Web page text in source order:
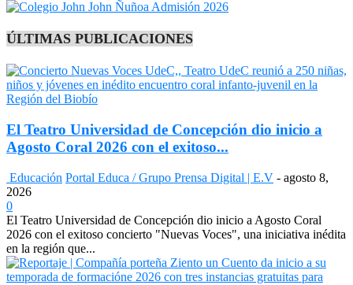
ÚLTIMAS PUBLICACIONES
El Teatro Universidad de Concepción dio inicio a
Agosto Coral 2026 con el exitoso...
Educación Portal Educa / Grupo Prensa Digital | E.V - agosto 8,
2026
0
El Teatro Universidad de Concepción dio inicio a Agosto Coral
2026 con el exitoso concierto "Nuevas Voces", una iniciativa inédita
en la región que...